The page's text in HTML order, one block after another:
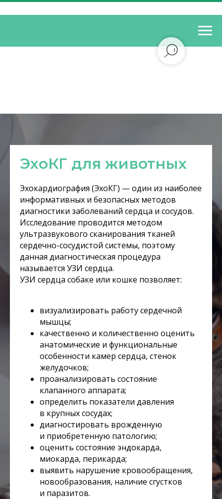
ЭхоКГ для животных
Эхокардиография (ЭхоКГ) — один из наиболее
информативных и безопасных методов
диагностики заболеваний сердца и сосудов.
Исследование проводится методом
ультразвукового сканирования тканей
сердечно-сосудистой системы, поэтому
данная диагностическая процедура
называется УЗИ сердца.
УЗИ сердца собаке или кошке позволяет:
визуализировать работу сердечной
мышцы;
качественно и количественно оценить
анатомические и функциональные
особенности камер сердца, стенок
желудочков;
проанализировать состояние
клапанного аппарата;
определить показатели давления
в крупных сосудах;
диагностировать врожденную
и приобретенную патологию;
оценить состояние эндокарда,
миокарда, перикарда;
выявить нарушение кровообращения,
новообразования, наличие сгустков
и паразитов.